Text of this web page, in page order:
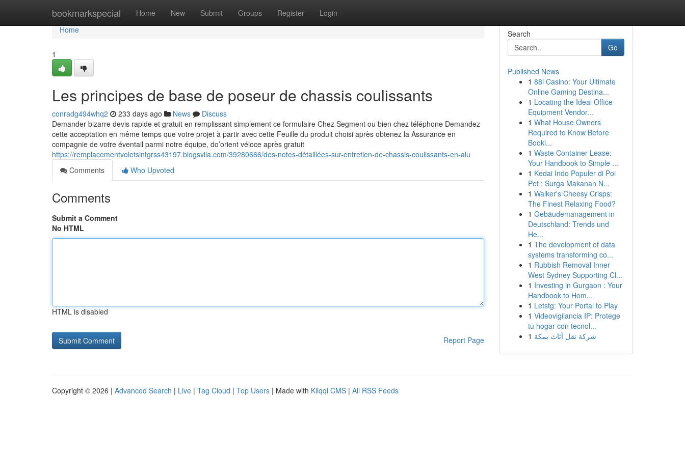
bookmarkspecial Home New Submit Groups Register Login
Home
Home
1
Les principes de base de poseur de chassis coulissants
conradg494whq2 233 days ago News
Discuss
Demander bizarre devis rapide et gratuit en remplissant simplement ce formulaire Chez Segment ou bien chez téléphone Demandez
cette acceptation en même temps que votre projet à partir avec cette Feuille du produit choisi après obtenez la Assurance en
compagnie de votre éventail parmi notre équipe, do’orient véloce après gratuit
https://remplacementvoletsintgrss43197.blogsvila.com/39280666/des-notes-détaillées-sur-entretien-de-chassis-coulissants-en-alu
Comments
Who Upvoted
Comments
Submit a Comment
No HTML
HTML is disabled
Report Page
Search
Go
Published News
1 88i Casino: Your Ultimate
Online Gaming Destina...
1 Locating the Ideal Office
Equipment Vendor...
1 What House Owners
Required to Know Before
Booki...
1 Waste Container Lease:
Your Handbook to Simple ...
1 Kedai Indo Populer di Poi
Pet : Surga Makanan N...
1 Walker's Cheesy Crisps:
The Finest Relaxing Food?
1 Gebäudemanagement in
Deutschland: Trends und
He...
1 The development of data
systems transforming co...
1 Rubbish Removal Inner
West Sydney Supporting Cl...
1 Investing in Gurgaon : Your
Handbook to Hom...
1 Letstg: Your Portal to Play
1 Videovigilancia IP: Protege
tu hogar con tecnol...
1 شركة نقل أثاث بمكة
Copyright © 2026 | Advanced Search | Live | Tag Cloud | Top Users | Made with Kliqqi CMS | All RSS Feeds